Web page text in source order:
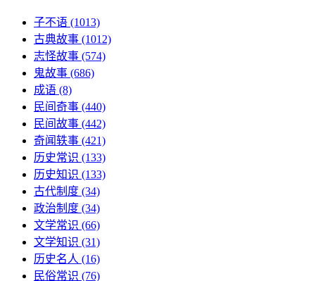
子不语 (1013)
古典故事 (1012)
志怪故事 (574)
鬼故事 (686)
成语 (8)
民间奇事 (440)
民间故事 (442)
奇闻轶事 (421)
历史常识 (133)
历史知识 (133)
古代制度 (34)
政治制度 (34)
文学常识 (66)
文学知识 (31)
历史名人 (16)
民俗常识 (76)